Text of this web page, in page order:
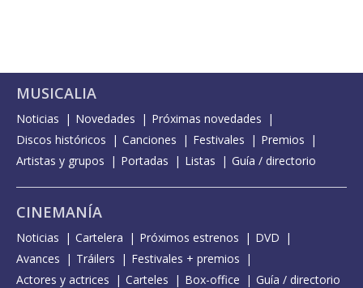
MUSICALIA
Noticias Novedades
Próximas novedades
Discos históricos
Canciones Festivales
Premios
Artistas y grupos
Portadas Listas Guía / directorio
CINEMANÍA
Noticias Cartelera Próximos estrenos
DVD
Avances
Tráilers
Festivales + premios
Actores y actrices
Carteles Box-office Guía / directorio